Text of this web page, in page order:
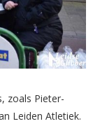
zoals Pieter-
Leiden Atletiek.